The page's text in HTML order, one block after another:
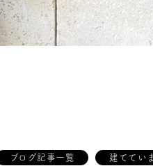
ブログ記事一覧 建ててい